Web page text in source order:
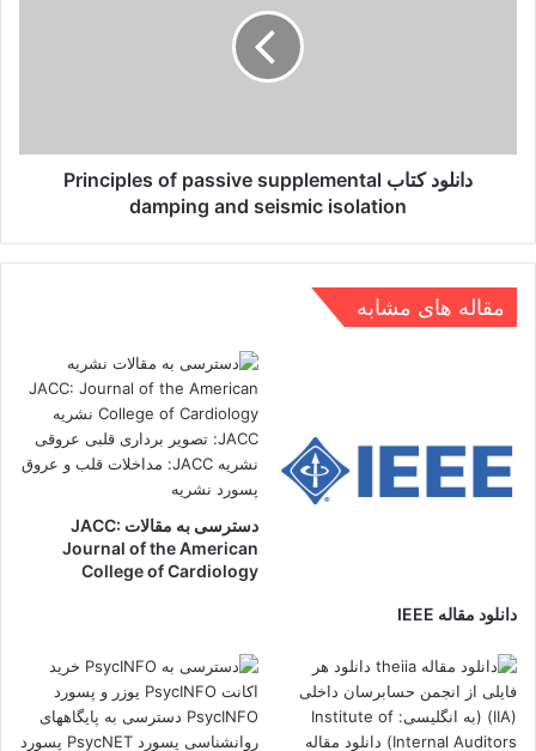
seismic
isolation
دانلود کتاب Principles of passive supplemental
damping and seismic isolation
مقاله های مشابه
دانلود مقاله IEEE
دسترسی به مقالات JACC:
Journal of the American
College of Cardiology